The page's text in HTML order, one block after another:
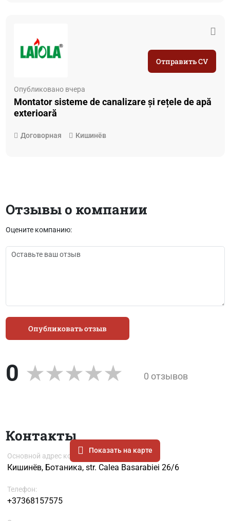
Опубликовано вчера
Montator sisteme de canalizare și rețele de apă
exterioară
Договорная Кишинёв
Отправить CV
Отзывы о компании
Оцените компанию:
Опубликовать отзыв
0 0 отзывов
Контакты
Показать на карте
Основной адрес компании
Кишинёв, Ботаника, str. Calea Basarabiei 26/6
Телефон:
+37368157575